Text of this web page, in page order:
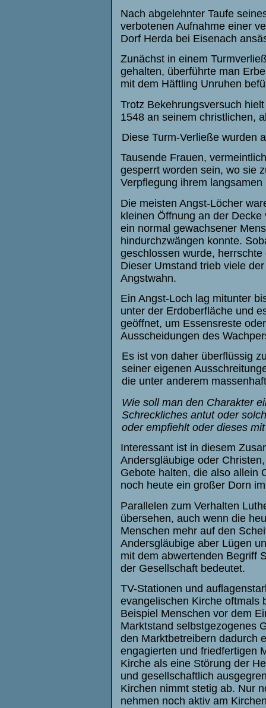
Nach abgelehnter Taufe
verbotenen Aufnahme einer
Dorf Herda bei Eisenach
Zunächst in einem
gehalten, überführte man
mit dem Häftling Unruhen
Trotz Bekehrungsversuch
1548 an seinem christlichen,
Diese Turm-Verließe wurden
Tausende Frauen,
gesperrt worden sein, wo sie
Verpflegung ihrem
Die meisten Angst-Löcher
kleinen Öffnung an der
ein normal gewachsener
hindurchzwängen konnte.
geschlossen wurde,
Dieser Umstand trieb viele
Angstwahn.
Ein Angst-Loch lag mitunter
unter der Erdoberfläche und
geöffnet, um Essensreste
Ausscheidungen des
Es ist von daher überflüssig
seiner eigenen
die unter anderem
Wie soll man den Charakter
Schreckliches antut oder
oder empfiehlt oder dieses
Interessant ist in diesem
Andersgläubige oder
Gebote halten, die also allein
noch heute ein großer Dorn
Parallelen zum Verhalten
übersehen, auch wenn die
Menschen mehr auf den
Andersgläubige aber Lügen
mit dem abwertenden Begriff
der Gesellschaft bedeutet.
TV-Stationen und
evangelischen Kirche oftmals
Beispiel Menschen vor dem
Marktstand selbstgezogenes
den Marktbetreibern dadurch
engagierten und friedfertigen
Kirche als eine Störung der
und gesellschaftlich
Kirchen nimmt stetig ab. Nur
nehmen noch aktiv am